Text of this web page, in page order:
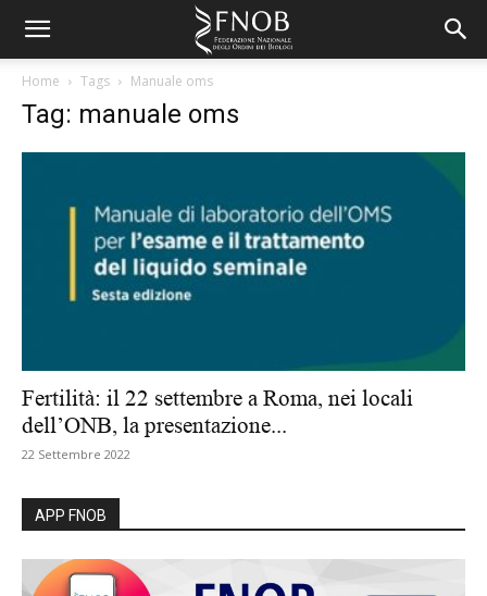
Home Tags Manuale oms
Tag: manuale oms
Fertilità: il 22 settembre a Roma, nei locali
dell’ONB, la presentazione...
22 Settembre 2022
APP FNOB